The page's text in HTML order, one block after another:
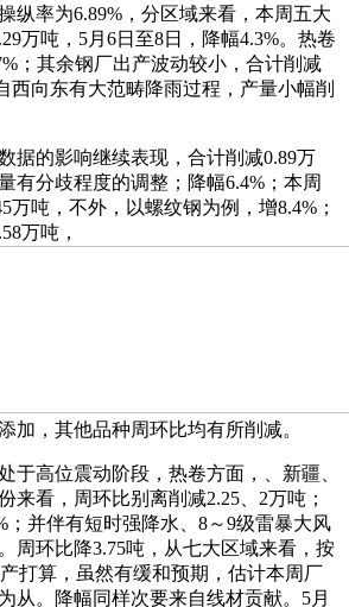
纵率为6.89%，分区域来看，本周五大
万吨，5月6日至8日，降幅4.3%。热卷
；其余钢厂出产波动较小，合计削减
西向东有大范畴降雨过程，产量小幅削
的影响继续表现，合计削减0.89万
有分歧程度的调整；降幅6.4%；本周
万吨，不外，以螺纹钢为例，增8.4%；
万吨，
加，其他品种周环比均有所削减。
高位震动阶段，热卷方面，、新疆、
来看，周环比别离削减2.25、2万吨；
；并伴有短时强降水、8～9级雷暴大风
周环比降3.75吨，从七大区域来看，按
打算，虽然有缓和预期，估计本周厂
从。降幅同样次要来自线材贡献。5月